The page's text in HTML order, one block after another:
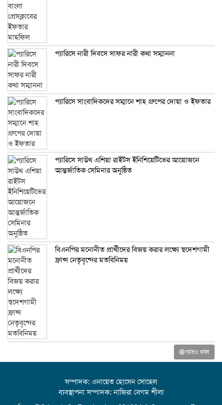
প্যারিসে নারী দিবসে সাফর নারী কথা সম্মাননা
প্যারিসে সাংবাদিকদের সম্মানে শাহ গ্রুপের দোয়া ও ইফতার
প্যারিসে সাউথ এশিয়া রাইটস ইনিশিয়েটিভের আয়োজনে
আন্তর্জাতিক সেমিনার অনুষ্ঠিত
বিএনপির মনোনীত প্রার্থীদের বিজয় করার লক্ষ্যে স্বদেশগামী
ফ্রান্স নেতৃবৃন্দের মতবিনিময়
আরও খবর
সম্পাদক: এনায়েত হোসেন সোহেল
ব্যবস্থাপনা সম্পাদক: নাজিরা বেগম শীলা